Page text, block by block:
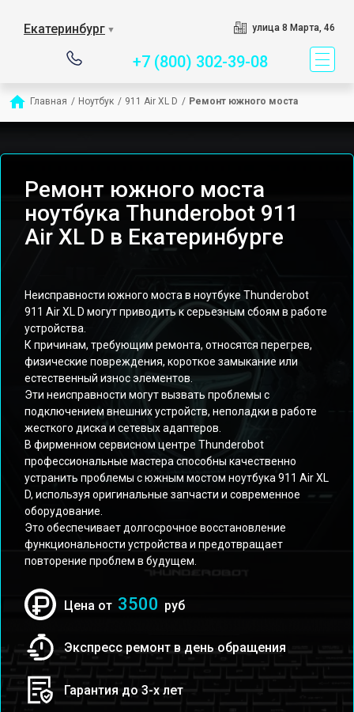
Екатеринбург ▼ улица 8 Марта, 46
+7 (800) 302-39-08
Главная / Ноутбук / 911 Air XL D / Ремонт южного моста
Ремонт южного моста
ноутбука Thunderobot 911
Air XL D в Екатеринбурге
Неисправности южного моста в ноутбуке Thunderobot
911 Air XL D могут приводить к серьезным сбоям в работе
устройства.
К причинам, требующим ремонта, относятся перегрев,
физические повреждения, короткое замыкание или
естественный износ элементов.
Эти неисправности могут вызвать проблемы с
подключением внешних устройств, неполадки в работе
жесткого диска и сетевых адаптеров.
В фирменном сервисном центре Thunderobot
профессиональные мастера способны качественно
устранить проблемы с южным мостом ноутбука 911 Air XL
D, используя оригинальные запчасти и современное
оборудование.
Это обеспечивает долгосрочное восстановление
функциональности устройства и предотвращает
повторение проблем в будущем.
Цена от 3500 руб
Экспресс ремонт в день обращения
Гарантия до 3-х лет